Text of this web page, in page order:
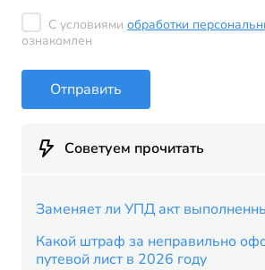
С условиями обработки
ознакомлен
Отправить
Советуем прочитать
Заменяет ли УПД акт
Какой штраф за неправильно
путевой лист в 2026 году